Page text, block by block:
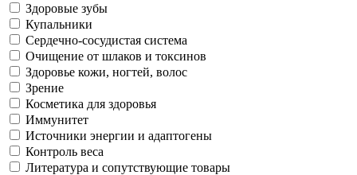
Здоровые зубы
Купальники
Сердечно-сосудистая система
Очищение от шлаков и токсинов
Здоровье кожи, ногтей, волос
Зрение
Косметика для здоровья
Иммунитет
Источники энергии и адаптогены
Контроль веса
Литература и сопутствующие товары